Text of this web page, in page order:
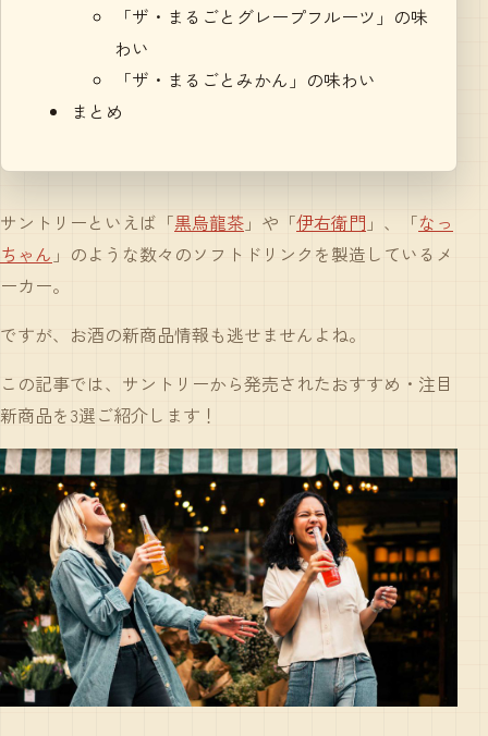
「ザ・まるごとグレープフルーツ」の味
わい
「ザ・まるごとみかん」の味わい
まとめ
サントリーといえば「黒烏龍茶 」や「伊右衛門 」、「なっ
ちゃん 」のような数々のソフトドリンクを製造しているメ
ーカー。
ですが、お酒の新商品情報も逃せませんよね。
この記事では、サントリーから発売されたおすすめ・注目
新商品を3選ご紹介します！